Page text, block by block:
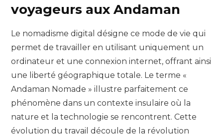
voyageurs aux Andaman
Le nomadisme digital désigne ce mode de vie qui
permet de travailler en utilisant uniquement un
ordinateur et une connexion internet, offrant ainsi
une liberté géographique totale. Le terme «
Andaman Nomade » illustre parfaitement ce
phénomène dans un contexte insulaire où la
nature et la technologie se rencontrent. Cette
évolution du travail découle de la révolution